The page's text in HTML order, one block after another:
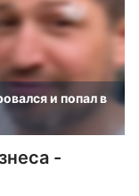
и попал в
-